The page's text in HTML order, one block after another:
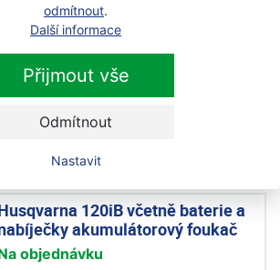
odmítnout.
Další informace
Přijmout vše
Odmítnout
Nastavit
Husqvarna 120iBV aku foukač
baterie a nabíječky
Akce
9 490 Kč
120iB včetně baterie a
akumulátorový foukač
objednávku